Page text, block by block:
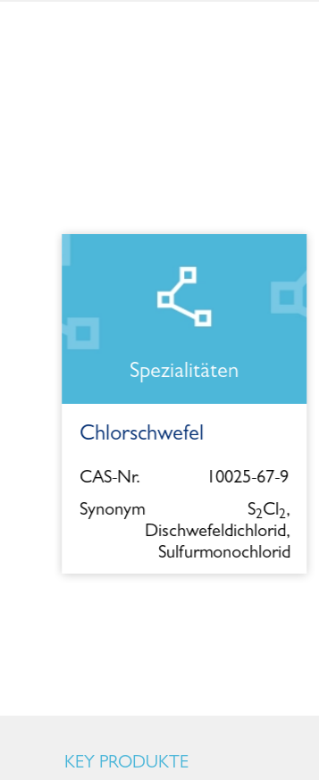
Spezialitäten
Chlorschwefel
CAS-Nr.
10025-67-9
Synonym
S2Cl2,
Dischwefeldichlorid,
Sulfurmonochlorid
KEY PRODUKTE